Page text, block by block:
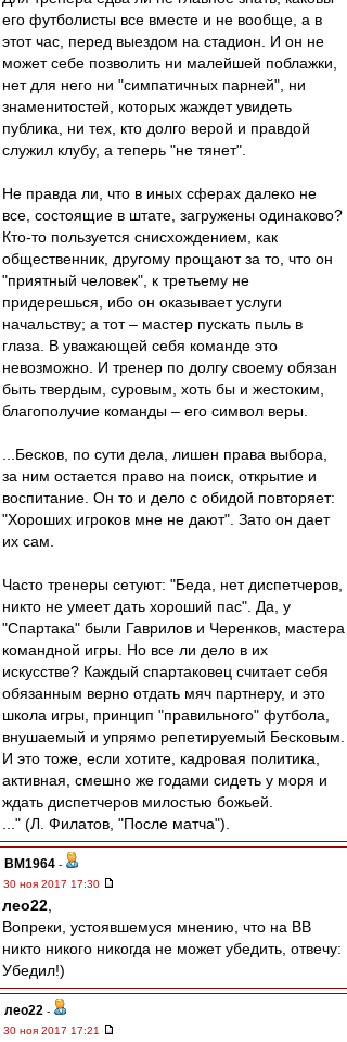
его футболисты все вместе и не вообще, а в
этот час, перед выездом на стадион. И он не
может себе позволить ни малейшей поблажки,
нет для него ни "симпатичных парней", ни
знаменитостей, которых жаждет увидеть
публика, ни тех, кто долго верой и правдой
служил клубу, а теперь "не тянет".
Не правда ли, что в иных сферах далеко не
все, состоящие в штате, загружены одинаково?
Кто-то пользуется снисхождением, как
общественник, другому прощают за то, что он
"приятный человек", к третьему не
придерешься, ибо он оказывает услуги
начальству; а тот – мастер пускать пыль в
глаза. В уважающей себя команде это
невозможно. И тренер по долгу своему обязан
быть твердым, суровым, хоть бы и жестоким,
благополучие команды – его символ веры.
...Бесков, по сути дела, лишен права выбора,
за ним остается право на поиск, открытие и
воспитание. Он то и дело с обидой повторяет:
"Хороших игроков мне не дают". Зато он дает
их сам.
Часто тренеры сетуют: "Беда, нет диспетчеров,
никто не умеет дать хороший пас". Да, у
"Спартака" были Гаврилов и Черенков, мастера
командной игры. Но все ли дело в их
искусстве? Каждый спартаковец считает себя
обязанным верно отдать мяч партнеру, и это
школа игры, принцип "правильного" футбола,
внушаемый и упрямо репетируемый Бесковым.
И это тоже, если хотите, кадровая политика,
активная, смешно же годами сидеть у моря и
ждать диспетчеров милостью божьей.
..." (Л. Филатов, "После матча").
BM1964 -
30 ноя 2017 17:30
лео22
Вопреки, устоявшемуся мнению, что на ВВ
никто никого никогда не может убедить, отвечу:
Убедил!)
лео22 -
30 ноя 2017 17:21